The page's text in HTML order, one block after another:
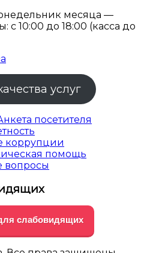
месяца —
10:00 до 18:00 (касса до
услуг
посетителя
коррупции
помощь
вопросы
слабовидящих